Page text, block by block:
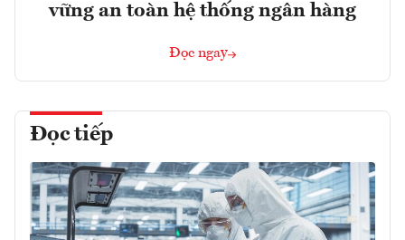
vững an toàn hệ thống ngân hàng
Đọc ngay
Đọc tiếp